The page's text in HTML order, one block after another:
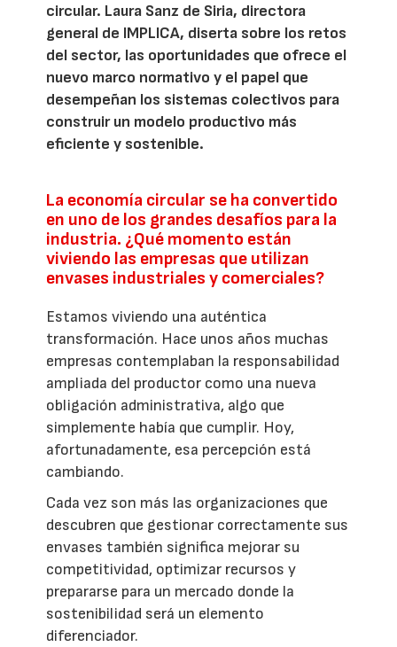
circular. Laura Sanz de Siria, directora
general de IMPLICA, diserta sobre los retos
del sector, las oportunidades que ofrece el
nuevo marco normativo y el papel que
desempeñan los sistemas colectivos para
construir un modelo productivo más
eficiente y sostenible.
La economía circular se ha convertido
en uno de los grandes desafíos para la
industria. ¿Qué momento están
viviendo las empresas que utilizan
envases industriales y comerciales?
Estamos viviendo una auténtica
transformación. Hace unos años muchas
empresas contemplaban la responsabilidad
ampliada del productor como una nueva
obligación administrativa, algo que
simplemente había que cumplir. Hoy,
afortunadamente, esa percepción está
cambiando.
Cada vez son más las organizaciones que
descubren que gestionar correctamente sus
envases también significa mejorar su
competitividad, optimizar recursos y
prepararse para un mercado donde la
sostenibilidad será un elemento
diferenciador.